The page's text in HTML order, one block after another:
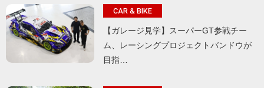
CAR & BIKE
【ガレージ見学】スーパーGT参戦チー
ム、レーシングプロジェクトバンドウが
目指…